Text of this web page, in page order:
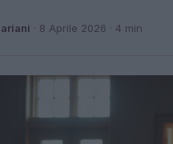
· 8 Aprile 2026 · 4 min